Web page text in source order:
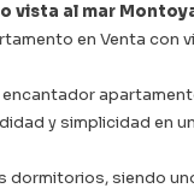
vista al mar
en Venta con
y simplicidad en
dormitorios, siendo